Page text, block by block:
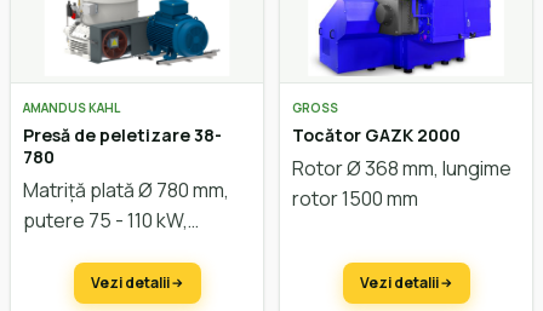
AMANDUS KAHL
Presă de peletizare 38-
780
Matriță plată Ø 780 mm,
putere 75 - 110 kW,
Vezi detalii
GROSS
Tocător GAZK 2000
Rotor Ø 368 mm, lungime
rotor 1500 mm
Vezi detalii